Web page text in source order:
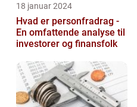
18 januar 2024
Hvad er personfradrag -
En omfattende analyse til
investorer og finansfolk